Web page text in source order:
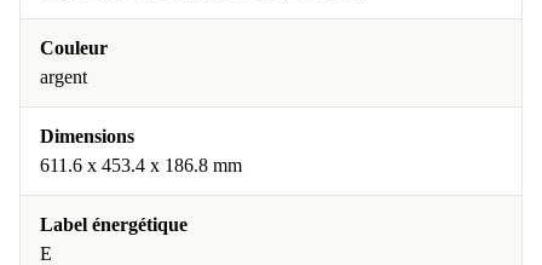
Couleur
argent
Dimensions
611.6 x 453.4 x 186.8 mm
Label énergétique
E